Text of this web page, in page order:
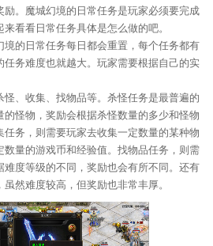
励。魔城幻境的日常任务是玩家必须要完成
看看日常任务具体是怎么做的吧。
境的日常任务每日都会重置，每个任务都有
务难度也就越大。玩家需要根据自己的实
怪、收集、找物品等。杀怪任务是最普遍的
怪物，奖励会根据杀怪数量的多少和怪物
务，则需要玩家去收集一定数量的某种物
量的游戏币和经验值。找物品任务，则需
度等级的不同，奖励也会有所不同。还有
然难度较高，但奖励也非常丰厚。